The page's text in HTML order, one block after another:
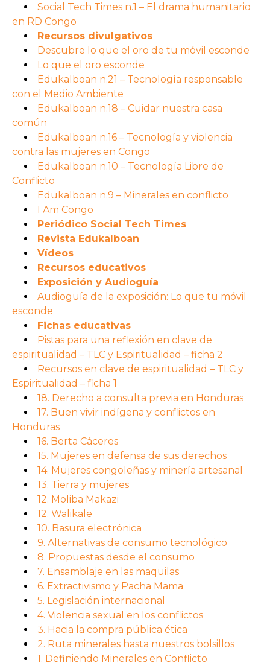
Social Tech Times n.1 – El drama humanitario
en RD Congo
Recursos divulgativos
Descubre lo que el oro de tu móvil esconde
Lo que el oro esconde
Edukalboan n.21 – Tecnología responsable
con el Medio Ambiente
Edukalboan n.18 – Cuidar nuestra casa
común
Edukalboan n.16 – Tecnología y violencia
contra las mujeres en Congo
Edukalboan n.10 – Tecnología Libre de
Conflicto
Edukalboan n.9 – Minerales en conflicto
I Am Congo
Periódico Social Tech Times
Revista Edukalboan
Vídeos
Recursos educativos
Exposición y Audioguía
Audioguía de la exposición: Lo que tu móvil
esconde
Fichas educativas
Pistas para una reflexión en clave de
espiritualidad – TLC y Espiritualidad – ficha 2
Recursos en clave de espiritualidad – TLC y
Espiritualidad – ficha 1
18. Derecho a consulta previa en Honduras
17. Buen vivir indígena y conflictos en
Honduras
16. Berta Cáceres
15. Mujeres en defensa de sus derechos
14. Mujeres congoleñas y minería artesanal
13. Tierra y mujeres
12. Moliba Makazi
12. Walikale
10. Basura electrónica
9. Alternativas de consumo tecnológico
8. Propuestas desde el consumo
7. Ensamblaje en las maquilas
6. Extractivismo y Pacha Mama
5. Legislación internacional
4. Violencia sexual en los conflictos
3. Hacia la compra pública ética
2. Ruta minerales hasta nuestros bolsillos
1. Definiendo Minerales en Conflicto